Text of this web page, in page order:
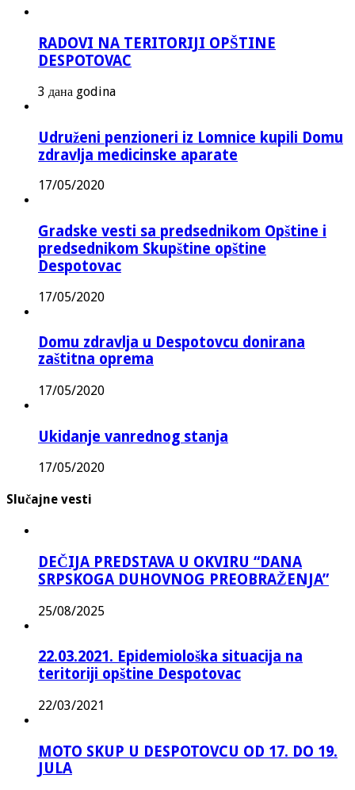
RADOVI NA TERITORIJI OPŠTINE
DESPOTOVAC
3 дана godina
Udruženi penzioneri iz Lomnice kupili Domu
zdravlja medicinske aparate
17/05/2020
Gradske vesti sa predsednikom Opštine i
predsednikom Skupštine opštine
Despotovac
17/05/2020
Domu zdravlja u Despotovcu donirana
zaštitna oprema
17/05/2020
Ukidanje vanrednog stanja
17/05/2020
Slučajne vesti
DEČIJA PREDSTAVA U OKVIRU “DANA
SRPSKOGA DUHOVNOG PREOBRAŽENJA”
25/08/2025
22.03.2021. Epidemiološka situacija na
teritoriji opštine Despotovac
22/03/2021
MOTO SKUP U DESPOTOVCU OD 17. DO 19.
JULA